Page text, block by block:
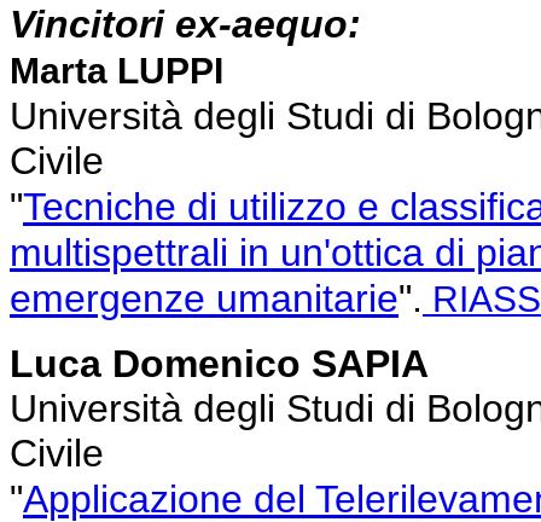
Vincitori ex-aequo:
Marta LUPPI
Università degli Studi di
Civile
"Tecniche di utilizzo e
multispettrali in un'ottica di
emergenze umanitarie".
Luca Domenico SAPIA
Università degli Studi di
Civile
"Applicazione del